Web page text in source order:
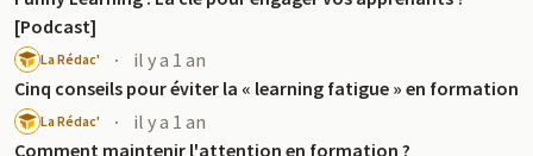
[Podcast]
La Rédac' ·
il y a 1 an
Cinq conseils pour éviter la « learning fatigue » en formation
La Rédac' ·
il y a 1 an
Comment maintenir l'attention en formation ?